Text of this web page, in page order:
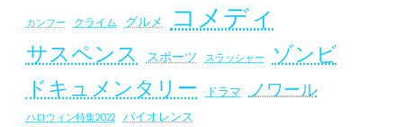
カンフー クライム グルメ コメディ
サスペンス スポーツ スラッシャー ゾンビ
ドキュメンタリー ドラマ ノワール
ハロウィン特集2022 バイオレンス